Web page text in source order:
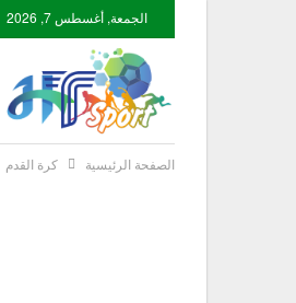
الجمعة, أغسطس 7, 2026
الصفحة الرئيسية كرة القدم